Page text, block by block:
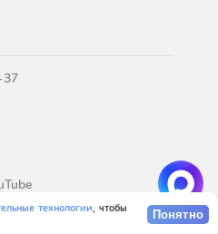
технологии, чтобы
Понятно
то, что данный Интернет-сайт
характер и ни при
не являются публичной